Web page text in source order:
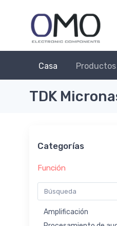
Casa Productos
TDK
Categorías
Función
Amplificación